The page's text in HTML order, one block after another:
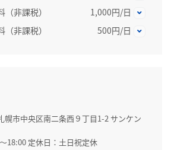
非課税）
1,000円/日
非課税）
500円/日
幌市中央区南二条西９丁目1-2 サンケン
18:00 定休日：土日祝定休